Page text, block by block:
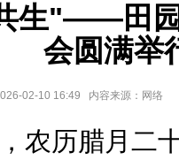
生"——田
会圆满举
02-10 16:49 内容来源：网络
农历腊月二